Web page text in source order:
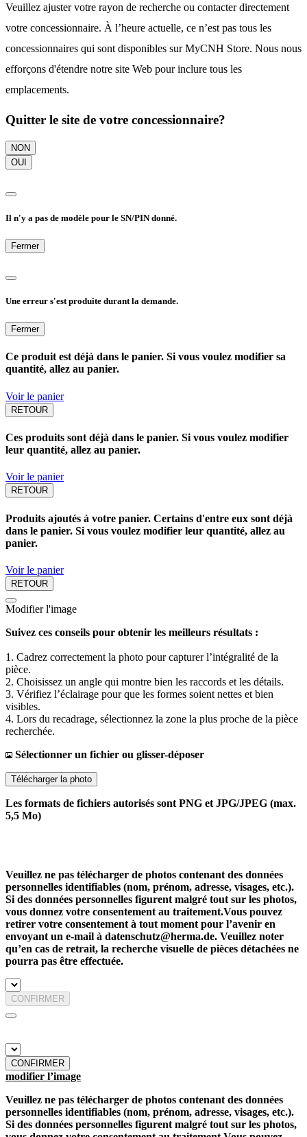
Veuillez ajuster votre rayon de recherche ou contacter directement
votre concessionnaire. À l’heure actuelle, ce n’est pas tous les
concessionnaires qui sont disponibles sur MyCNH Store. Nous nous
efforçons d'étendre notre site Web pour inclure tous les
emplacements.
Quitter le site de votre concessionnaire?
NON
OUI
Il n'y a pas de modèle pour le SN/PIN donné.
Fermer
Une erreur s'est produite durant la demande.
Fermer
Ce produit est déjà dans le panier. Si vous voulez modifier sa
quantité, allez au panier.
Voir le panier
RETOUR
Ces produits sont déjà dans le panier. Si vous voulez modifier
leur quantité, allez au panier.
Voir le panier
RETOUR
Produits ajoutés à votre panier. Certains d'entre eux sont déjà
dans le panier. Si vous voulez modifier leur quantité, allez au
panier.
Voir le panier
RETOUR
Modifier l'image
Suivez ces conseils pour obtenir les meilleurs résultats :
1. Cadrez correctement la photo pour capturer l’intégralité de la
pièce.
2. Choisissez un angle qui montre bien les raccords et les détails.
3. Vérifiez l’éclairage pour que les formes soient nettes et bien
visibles.
4. Lors du recadrage, sélectionnez la zone la plus proche de la pièce
recherchée.
Sélectionner un fichier ou glisser-déposer
Télécharger la photo
Les formats de fichiers autorisés sont PNG et JPG/JPEG (max.
5,5 Mo)
Veuillez ne pas télécharger de photos contenant des données
personnelles identifiables (nom, prénom, adresse, visages, etc.).
Si des données personnelles figurent malgré tout sur les photos,
vous donnez votre consentement au traitement.Vous pouvez
retirer votre consentement à tout moment pour l’avenir en
envoyant un e-mail à datenschutz@herma.de. Veuillez noter
qu’en cas de retrait, la recherche visuelle de pièces détachées ne
pourra pas être effectuée.
CONFIRMER
CONFIRMER
modifier l’image
Veuillez ne pas télécharger de photos contenant des données
personnelles identifiables (nom, prénom, adresse, visages, etc.).
Si des données personnelles figurent malgré tout sur les photos,